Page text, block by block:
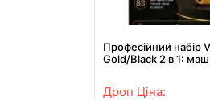
Професійний набір
Gold/Black 2 в 1:
Дроп Ціна: